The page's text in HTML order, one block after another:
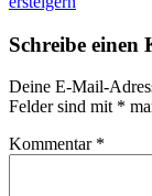
navigation
Schreibe einen
Deine E-Mail-
Felder sind mit *
Kommentar *